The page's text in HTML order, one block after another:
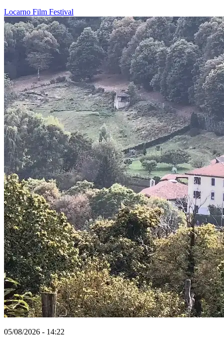
Locarno Film Festival
05/08/2026 - 14:22